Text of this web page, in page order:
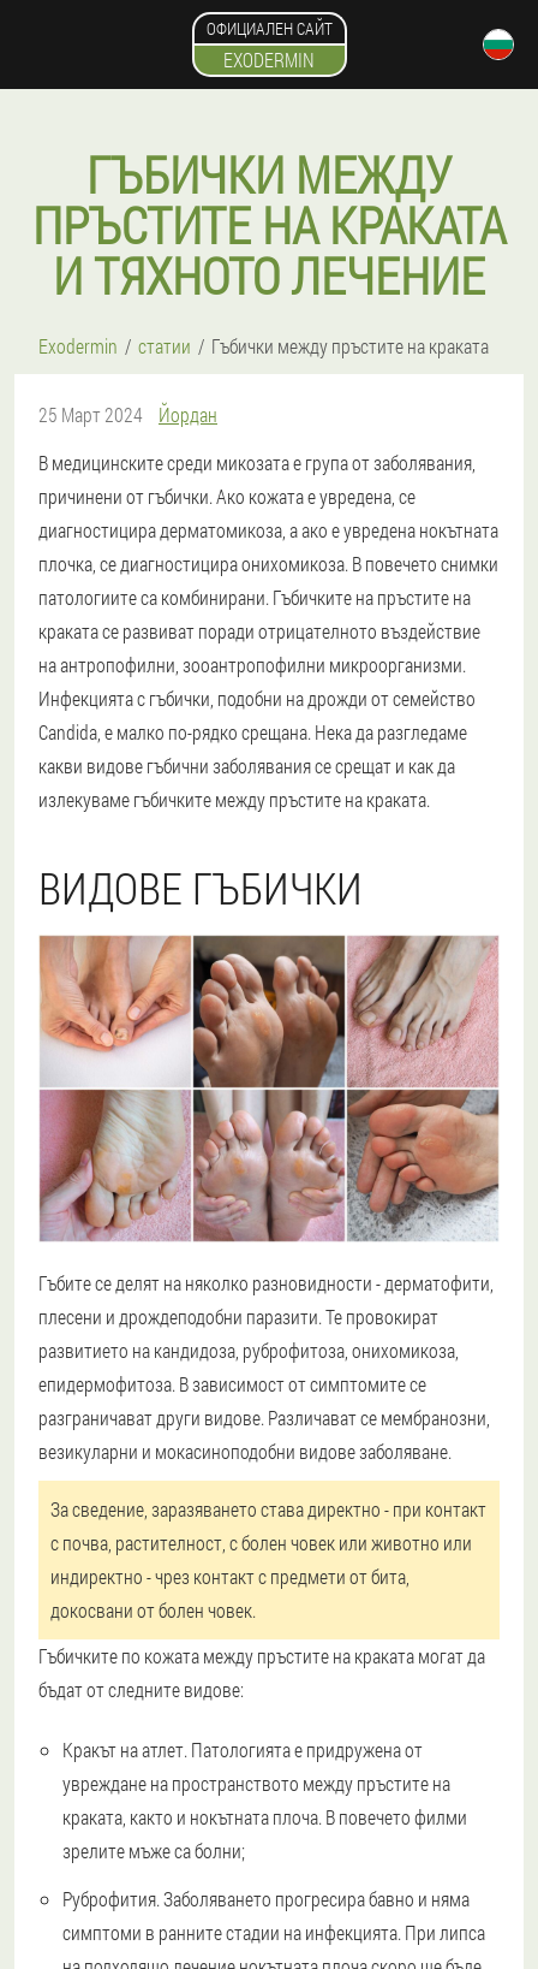
ОФИЦИАЛЕН САЙТ
EXODERMIN
ГЪБИЧКИ МЕЖДУ
ПРЪСТИТЕ НА КРАКАТА
И ТЯХНОТО ЛЕЧЕНИЕ
Exodermin статии Гъбички между пръстите на краката
25 Март 2024
Йордан
В медицинските среди микозата е група от заболявания,
причинени от гъбички. Ако кожата е увредена, се
диагностицира дерматомикоза, а ако е увредена нокътната
плочка, се диагностицира онихомикоза. В повечето снимки
патологиите са комбинирани. Гъбичките на пръстите на
краката се развиват поради отрицателното въздействие
на антропофилни, зооантропофилни микроорганизми.
Инфекцията с гъбички, подобни на дрожди от семейство
Candida, е малко по-рядко срещана. Нека да разгледаме
какви видове гъбични заболявания се срещат и как да
излекуваме гъбичките между пръстите на краката.
ВИДОВЕ ГЪБИЧКИ
Гъбите се делят на няколко разновидности - дерматофити,
плесени и дрождеподобни паразити. Те провокират
развитието на кандидоза, руброфитоза, онихомикоза,
епидермофитоза. В зависимост от симптомите се
разграничават други видове. Различават се мембранозни,
везикуларни и мокасиноподобни видове заболяване.
За сведение, заразяването става директно - при контакт
с почва, растителност, с болен човек или животно или
индиректно - чрез контакт с предмети от бита,
докосвани от болен човек.
Гъбичките по кожата между пръстите на краката могат да
бъдат от следните видове:
Кракът на атлет. Патологията е придружена от
увреждане на пространството между пръстите на
краката, както и нокътната плоча. В повечето филми
зрелите мъже са болни;
Руброфития. Заболяването прогресира бавно и няма
симптоми в ранните стадии на инфекцията. При липса